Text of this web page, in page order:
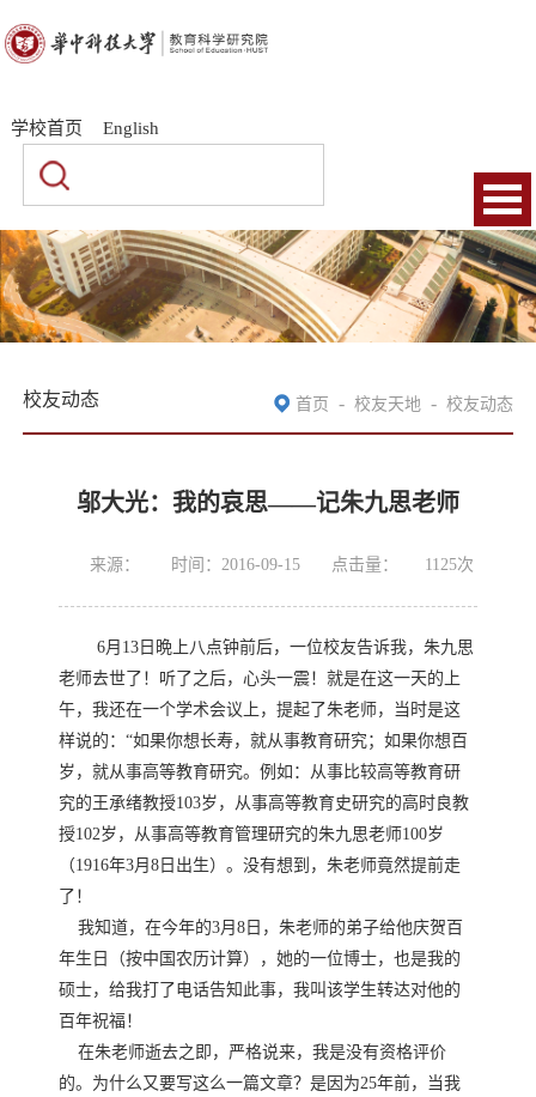
学校首页 English
校友动态 首页 - 校友天地 - 校友动态
邬大光：我的哀思——记朱九思老师
来源： 时间：2016-09-15 点击量： 1125次
6月13日晩上八点钟前后，一位校友告诉我，朱九思
老师去世了！听了之后，心头一震！就是在这一天的上
午，我还在一个学术会议上，提起了朱老师，当时是这
样说的：“如果你想长寿，就从事教育研究；如果你想百
岁，就从事高等教育研究。例如：从事比较高等教育研
究的王承绪教授103岁，从事高等教育史研究的高时良教
授102岁，从事高等教育管理研究的朱九思老师100岁
（1916年3月8日出生）。没有想到，朱老师竟然提前走
了！
我知道，在今年的3月8日，朱老师的弟子给他庆贺百
年生日（按中国农历计算），她的一位博士，也是我的
硕士，给我打了电话告知此事，我叫该学生转达对他的
百年祝福！
在朱老师逝去之即，严格说来，我是没有资格评价
的。为什么又要写这么一篇文章？是因为25年前，当我